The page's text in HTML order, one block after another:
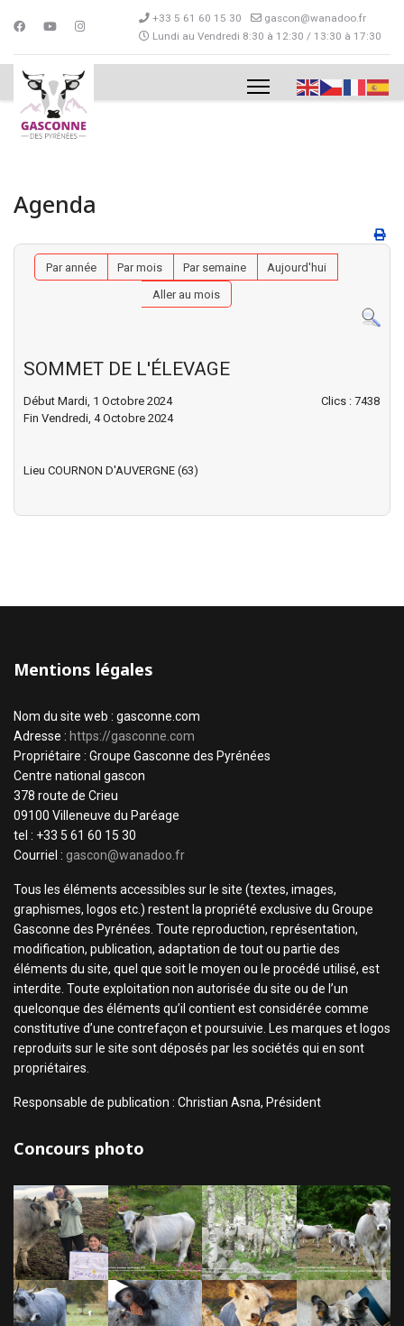
+33 5 61 60 15 30
gascon@wanadoo.fr
Lundi au Vendredi 8:30 à 12:30 / 13:30 à 17:30
Agenda
Par année Par mois Par semaine
Aujourd'hui
Aller au mois
SOMMET DE L'ÉLEVAGE
Début Mardi, 1 Octobre 2024
Fin Vendredi, 4 Octobre 2024
Clics : 7438
Lieu COURNON D'AUVERGNE (63)
Mentions légales
Nom du site web : gasconne.com
Adresse : https://gasconne.com
Propriétaire : Groupe Gasconne des Pyrénées
Centre national gascon
378 route de Crieu
09100 Villeneuve du Paréage
tel : +33 5 61 60 15 30
Courriel : gascon@wanadoo.fr
Tous les éléments accessibles sur le site (textes, images,
graphismes, logos etc.) restent la propriété exclusive du Groupe
Gasconne des Pyrénées. Toute reproduction, représentation,
modification, publication, adaptation de tout ou partie des
éléments du site, quel que soit le moyen ou le procédé utilisé, est
interdite. Toute exploitation non autorisée du site ou de l’un
quelconque des éléments qu’il contient est considérée comme
constitutive d’une contrefaçon et poursuivie. Les marques et logos
reproduits sur le site sont déposés par les sociétés qui en sont
propriétaires.
Responsable de publication : Christian Asna, Président
Concours photo